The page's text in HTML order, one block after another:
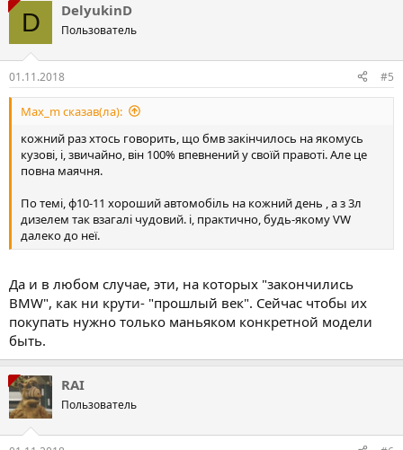
D DelyukinD
Пользователь
01.11.2018 #5
Max_m сказав(ла):
кожний раз хтось говорить, що бмв закінчилось на якомусь
кузові, і, звичайно, він 100% впевнений у своїй правоті. Але це
повна маячня.
По темі, ф10-11 хороший автомобіль на кожний день , а з 3л
дизелем так взагалі чудовий. і, практично, будь-якому VW
далеко до неї.
Да и в любом случае, эти, на которых "закончились
BMW", как ни крути- "прошлый век". Сейчас чтобы их
покупать нужно только маньяком конкретной модели
быть.
RAI
Пользователь